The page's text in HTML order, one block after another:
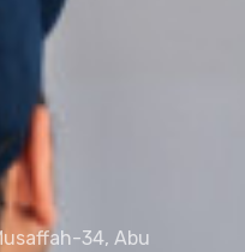
34, Abu